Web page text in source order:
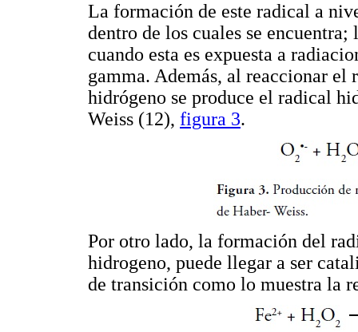
La formación de este radical a
dentro de los cuales se
cuando esta es expuesta a
gamma. Además, al reaccionar
hidrógeno se produce el radical
Weiss (12), figura 3.
Por otro lado, la formación del
hidrogeno, puede llegar a ser
de transición como lo muestra la